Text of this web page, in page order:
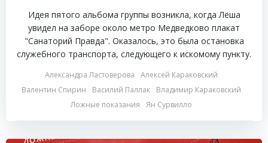
Идея пятого альбома группы возникла, когда Лёша
увидел на заборе около метро Медведково плакат
"Санаторий Правда". Оказалось, это была остановка
служебного транспорта, следующего к искомому пункту.
Александра Ластоверова
Алексей Караковский
Валентин Спирин
Василий Паллак
Владимир Караковский
Ложные показания
Ян Сурвилло